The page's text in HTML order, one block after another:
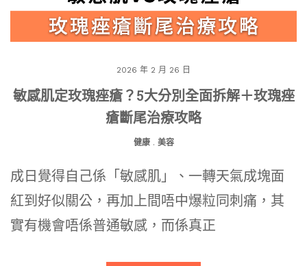
2026 年 2 月 26 日
敏感肌定玫瑰痤瘡？5大分別全面拆解＋玫瑰痤
瘡斷尾治療攻略
健康. 美容
成日覺得自己係「敏感肌」、一轉天氣成塊面
紅到好似關公，再加上間唔中爆粒同刺痛，其
實有機會唔係普通敏感，而係真正